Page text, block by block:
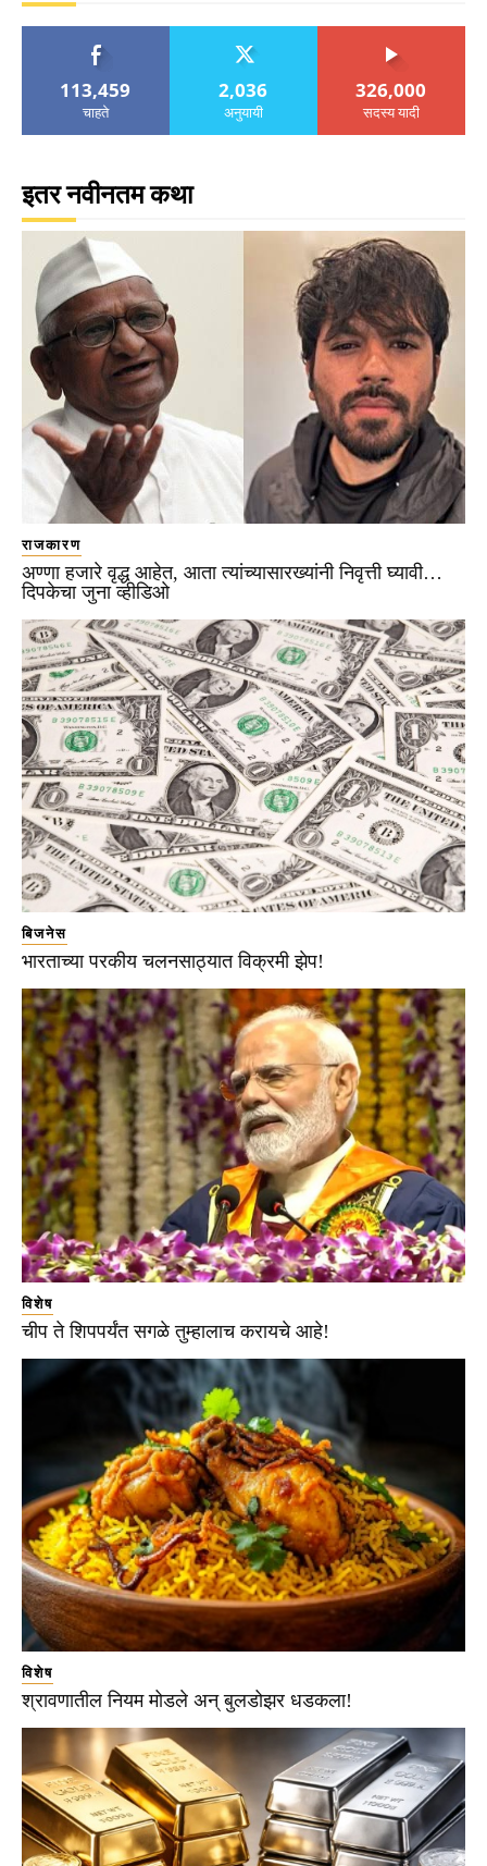
113,459
चाहते
2,036
अनुयायी
326,000
सदस्य यादी
इतर नवीनतम कथा
राजकारण
अण्णा हजारे वृद्ध आहेत, आता त्यांच्यासारख्यांनी निवृत्ती घ्यावी…
दिपकेचा जुना व्हीडिओ
बिजनेस
भारताच्या परकीय चलनसाठ्यात विक्रमी झेप!
विशेष
चीप ते शिपपर्यंत सगळे तुम्हालाच करायचे आहे!
विशेष
श्रावणातील नियम मोडले अन् बुलडोझर धडकला!